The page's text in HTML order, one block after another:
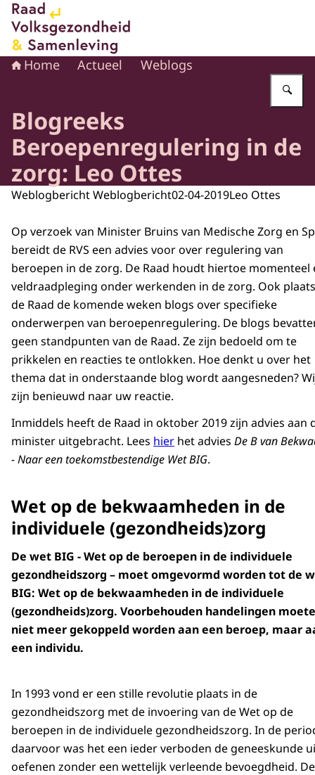
Naar de homepage van Raad voor Volksgezondheid en
Home Actueel Weblogs
Blogreeks
Beroepenregulering in de
zorg: Leo Ottes
Weblogbericht Weblogbericht02-04-2019Leo Ottes
Op verzoek van Minister Bruins van Medische Zorg en
bereidt de RVS een advies voor over regulering van
beroepen in de zorg. De Raad houdt hiertoe momenteel
veldraadpleging onder werkenden in de zorg. Ook
de Raad de komende weken blogs over specifieke
onderwerpen van beroepenregulering. De blogs
geen standpunten van de Raad. Ze zijn bedoeld om te
prikkelen en reacties te ontlokken. Hoe denkt u over het
thema dat in onderstaande blog wordt aangesneden?
zijn benieuwd naar uw reactie.
Inmiddels heeft de Raad in oktober 2019 zijn advies aan
minister uitgebracht. Lees hier het advies De B van
- Naar een toekomstbestendige Wet BIG.
Wet op de bekwaamheden in de
individuele (gezondheids)zorg
De wet BIG - Wet op de beroepen in de individuele
gezondheidszorg – moet omgevormd worden tot de
BIG: Wet op de bekwaamheden in de individuele
(gezondheids)zorg. Voorbehouden handelingen
niet meer gekoppeld worden aan een beroep, maar
een individu.
In 1993 vond er een stille revolutie plaats in de
gezondheidszorg met de invoering van de Wet op de
beroepen in de individuele gezondheidszorg. In de
daarvoor was het een ieder verboden de geneeskunde
oefenen zonder een wettelijk verleende bevoegdheid. De